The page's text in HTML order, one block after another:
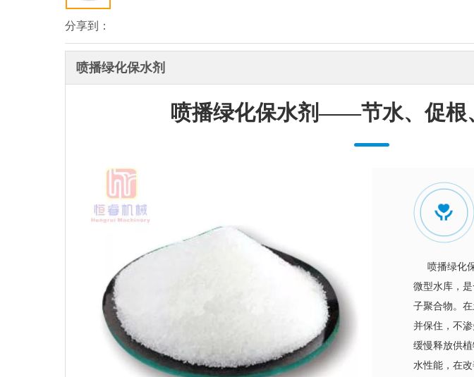
分享到：
喷播绿化保水剂
喷播绿化保水剂——节水、促根
喷播绿化保
微型水库，
子聚合物。
并保住，不渗
缓慢释放供
水性能，在